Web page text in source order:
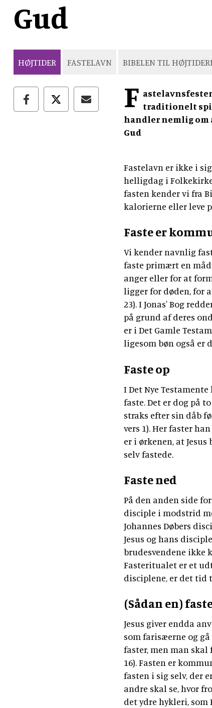
Gud
HØJTIDER FASTELAVN BIBELEN TIL
F traditionelt
handler nemlig om
Gud
Fastelavn er ikke i
helligdag i
fasten kender vi fra
kalorierne eller leve
Faste er
Vi kender navnlig
faste primært en
anger eller for at
ligger for døden, for
23). I Jonas' Bog
på grund af deres
er i Det Gamle
ligesom bøn også er
Faste op
I Det Nye
faste. Det er dog på
straks efter sin dåb
vers 1). Her faster
er i ørkenen, at
selv fastede.
Faste ned
På den anden side
disciple i modstrid
Johannes Døbers
Jesus og hans
brudesvendene ikke
Fasteritualet er et
disciplene, er det
(Sådan en)
Jesus giver endda
som farisæerne og
faster, men man
16). Fasten er
fasten i sig selv, der
andre skal se, hvor
det ydre hykleri,